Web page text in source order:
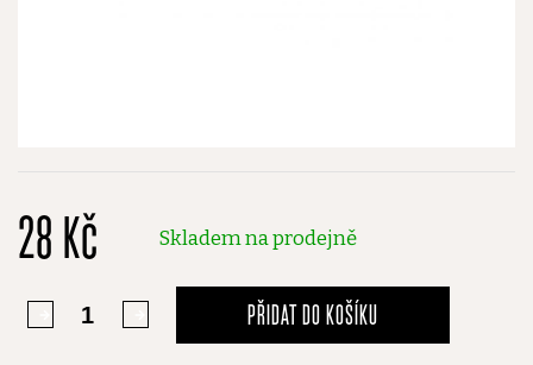
28 Kč Skladem na prodejně
PŘIDAT DO KOŠÍKU